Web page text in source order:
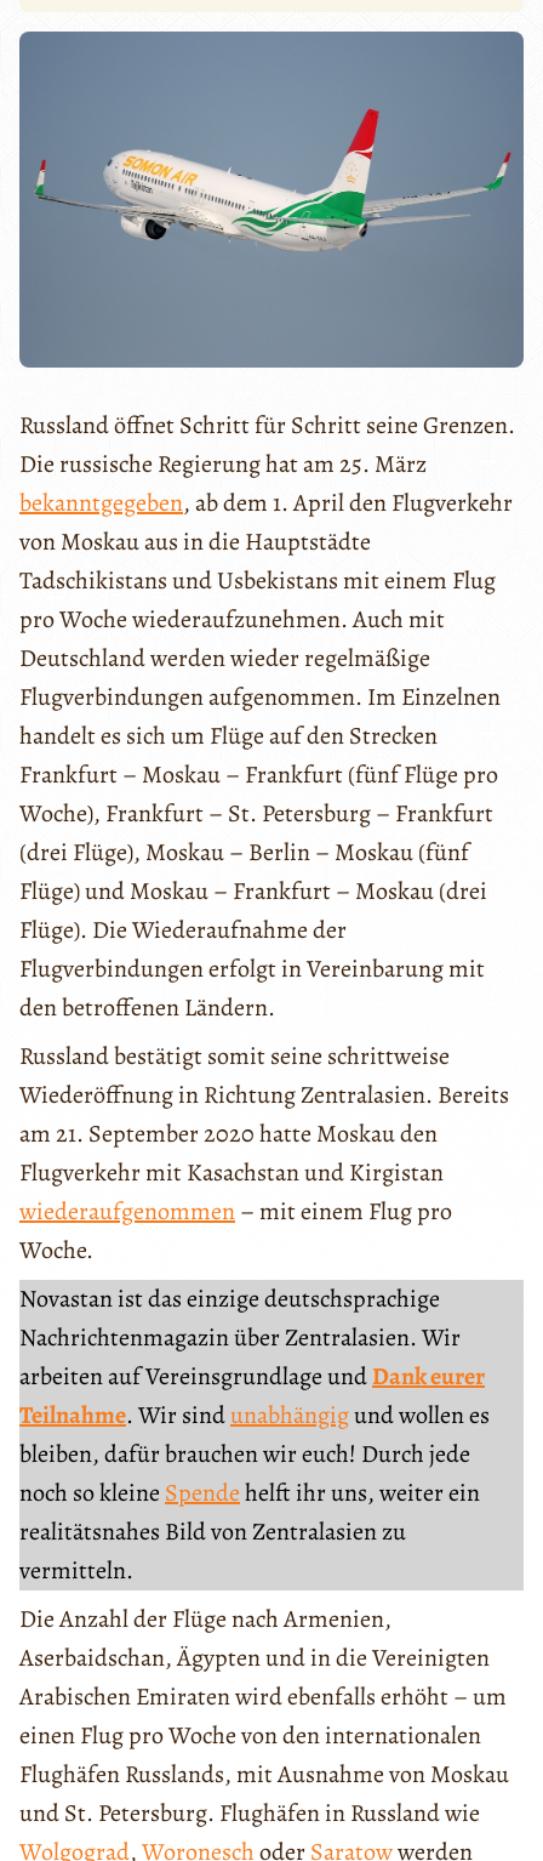
Russland öffnet Schritt für Schritt seine Grenzen.
Die russische Regierung hat am 25. März
bekanntgegeben, ab dem 1. April den Flugverkehr
von Moskau aus in die Hauptstädte
Tadschikistans und Usbekistans mit einem Flug
pro Woche wiederaufzunehmen. Auch mit
Deutschland werden wieder regelmäßige
Flugverbindungen aufgenommen. Im Einzelnen
handelt es sich um Flüge auf den Strecken
Frankfurt – Moskau – Frankfurt (fünf Flüge pro
Woche), Frankfurt – St. Petersburg – Frankfurt
(drei Flüge), Moskau – Berlin – Moskau (fünf
Flüge) und Moskau – Frankfurt – Moskau (drei
Flüge). Die Wiederaufnahme der
Flugverbindungen erfolgt in Vereinbarung mit
den betroffenen Ländern.
Russland bestätigt somit seine schrittweise
Wiederöffnung in Richtung Zentralasien. Bereits
am 21. September 2020 hatte Moskau den
Flugverkehr mit Kasachstan und Kirgistan
wiederaufgenommen– mit einem Flug pro
Woche.
Novastan ist das einzige deutschsprachige
Nachrichtenmagazin über Zentralasien. Wir
arbeiten auf Vereinsgrundlage undDank eurer
Teilnahme. Wir sindunabhängigund wollen es
bleiben, dafür brauchen wir euch! Durch jede
noch so kleine Spendehelft ihr uns, weiter ein
realitätsnahes Bild von Zentralasien zu
vermitteln.
Die Anzahl der Flüge nach Armenien,
Aserbaidschan, Ägypten und in die Vereinigten
Arabischen Emiraten wird ebenfalls erhöht – um
einen Flug pro Woche von den internationalen
Flughäfen Russlands, mit Ausnahme von Moskau
und St. Petersburg. Flughäfen in Russland wie
Wolgograd,WoroneschoderSaratowwerden